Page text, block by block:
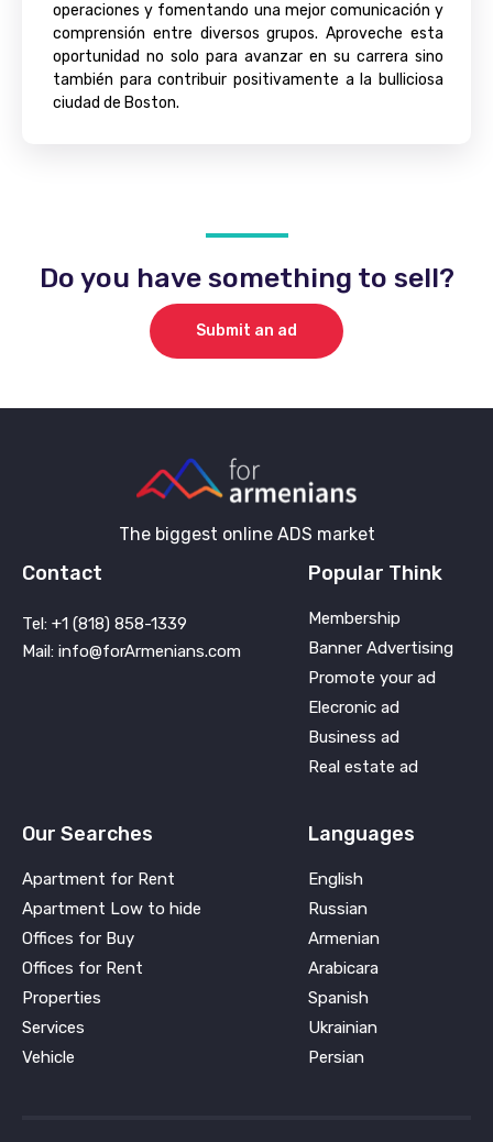
operaciones y fomentando una mejor comunicación y
comprensión entre diversos grupos. Aproveche esta
oportunidad no solo para avanzar en su carrera sino
también para contribuir positivamente a la bulliciosa
ciudad de Boston.
Do you have something to sell?
Submit an ad
The biggest online ADS market
Contact
Tel: +1 (818) 858-1339
Mail: info@forArmenians.com
Popular Think
Membership
Banner Advertising
Promote your ad
Elecronic ad
Business ad
Real estate ad
Our Searches
Apartment for Rent
Apartment Low to hide
Offices for Buy
Offices for Rent
Properties
Services
Vehicle
Languages
English
Russian
Armenian
Arabicara
Spanish
Ukrainian
Persian